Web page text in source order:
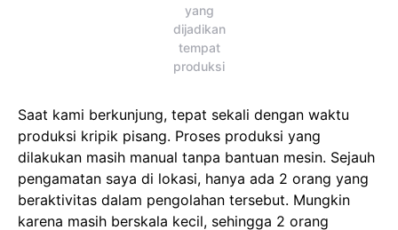
yang
dijadikan
tempat
produksi
Saat kami berkunjung, tepat sekali dengan waktu
produksi kripik pisang. Proses produksi yang
dilakukan masih manual tanpa bantuan mesin. Sejauh
pengamatan saya di lokasi, hanya ada 2 orang yang
beraktivitas dalam pengolahan tersebut. Mungkin
karena masih berskala kecil, sehingga 2 orang